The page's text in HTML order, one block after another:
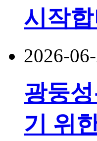
시작
2026-
광둥
기 위